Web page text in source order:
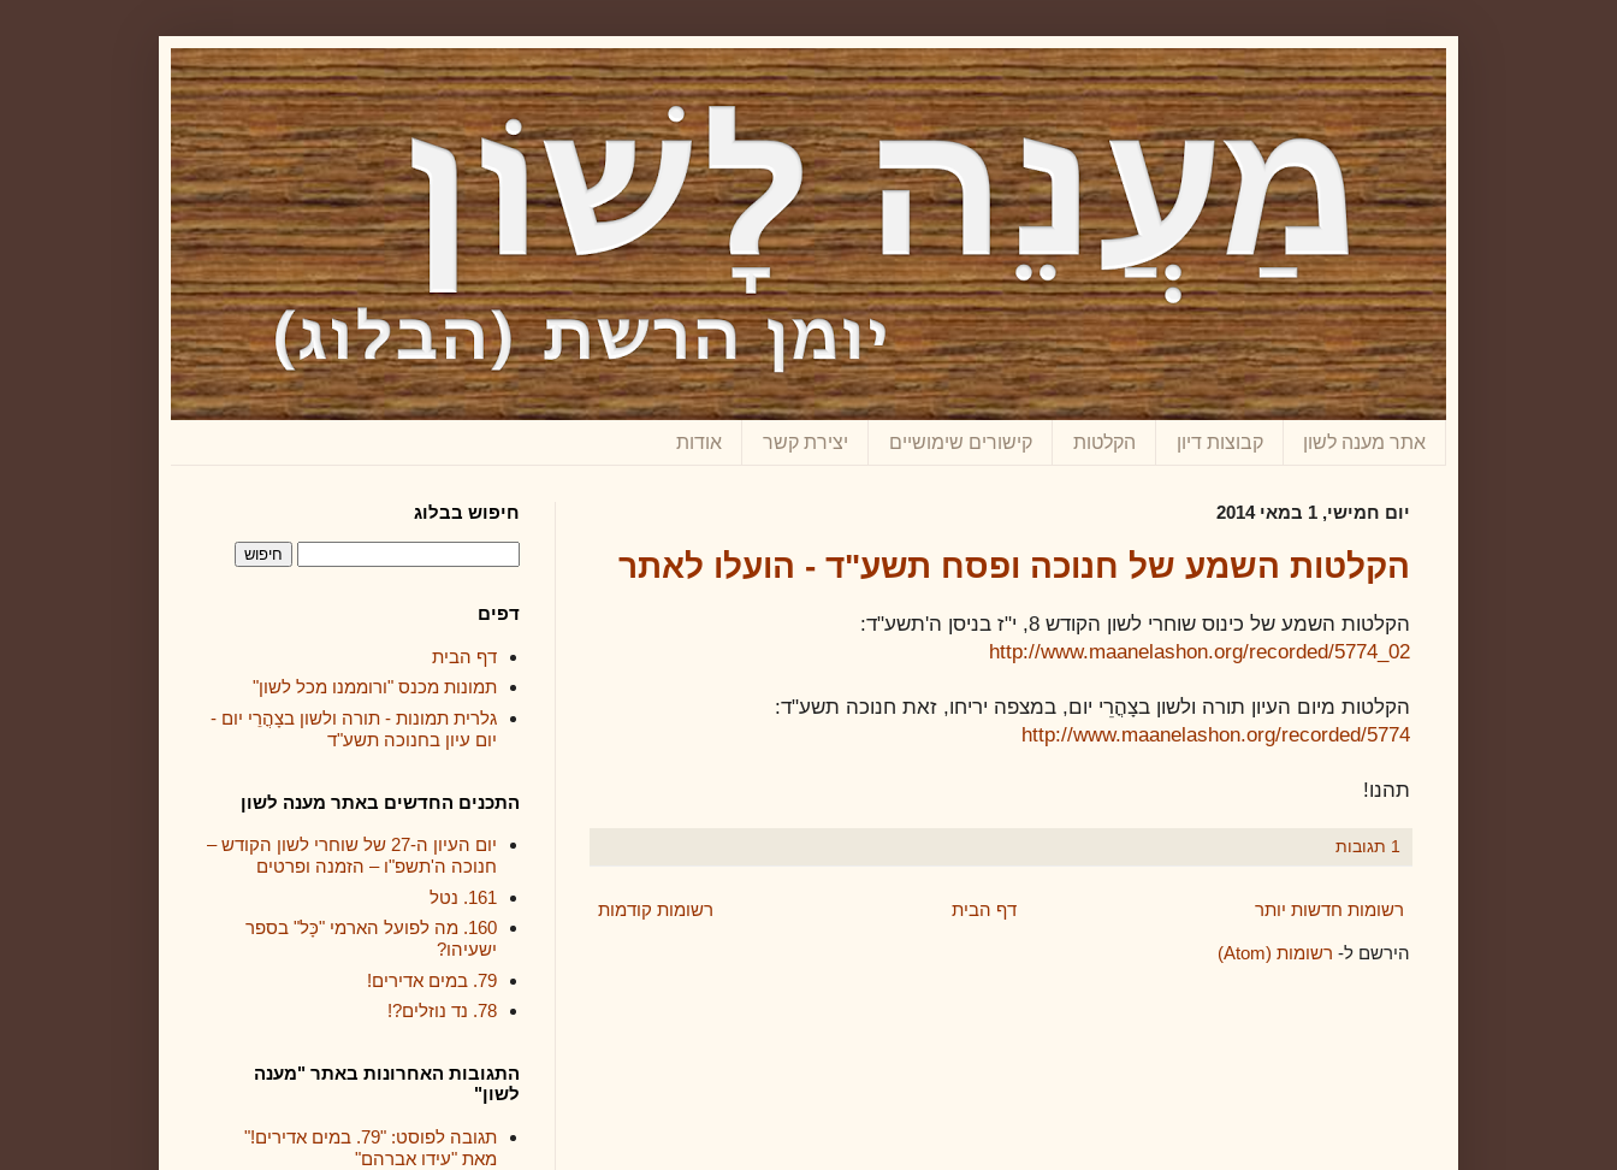
אתר מענה לשון קבוצות דיון הקלטות קישורים שימושיים יצירת קשר אודות
יום חמישי, 1 במאי 2014
הקלטות השמע של חנוכה ופסח תשע"ד - הועלו לאתר
הקלטות השמע של כינוס שוחרי לשון הקודש 8, י"ז בניסן ה'תשע"ד:
http://www.maanelashon.org/recorded/5774_02
הקלטות מיום העיון תורה ולשון בצָהֳרֵי יום, במצפה יריחו, זאת חנוכה תשע"ד:
http://www.maanelashon.org/recorded/5774
תהנו!
1 תגובות
רשומות חדשות יותר רשומות קודמות דף הבית
הירשם ל- רשומות (Atom)
חיפוש בבלוג
דפים
דף הבית
תמונות מכנס "ורוממנו מכל לשון"
גלרית תמונות - תורה ולשון בצָהֳרֵי יום -
יום עיון בחנוכה תשע"ד
התכנים החדשים באתר מענה לשון
יום העיון ה-27 של שוחרי לשון הקודש –
חנוכה ה'תשפ"ו – הזמנה ופרטים
161. נטל
160. מה לפועל הארמי "כָּל" בספר
ישעיהו?
79. במים אדירים!
78. נד נוזלים?!
התגובות האחרונות באתר "מענה
לשון"
תגובה לפוסט: "79. במים אדירים!"
מאת "עידו אברהם"